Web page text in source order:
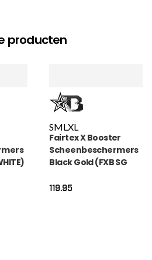
producten
SMLXL
Fairtex X Booster
Scheenbeschermers
Black Gold (FXB SG
119.95